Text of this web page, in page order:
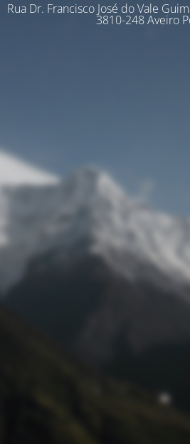
Rua Dr. Francisco José do Vale
3810-248 Aveiro